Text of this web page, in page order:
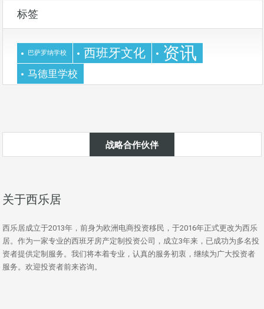
标签
巴萨罗纳学校 西班牙文化 资讯
马德里学校
战略合作伙伴
关于西乐居
西乐居成立于2013年，前身为欧洲电商投资移民，于2016年正式更改为西乐
居。作为一家专业的西班牙房产定制投资公司，成立3年来，已成功为多名投
资者提供定制服务。我们将本着专业，认真的服务初衷，继续为广大投资者
服务。欢迎投资者前来咨询。